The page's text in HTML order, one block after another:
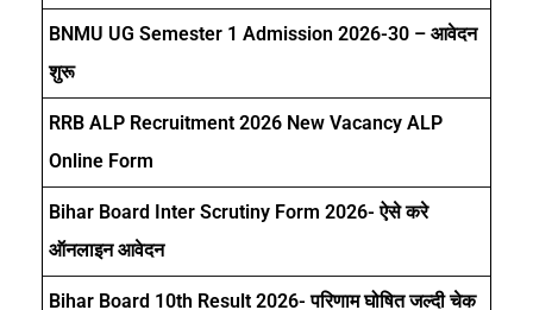
BNMU UG Semester 1 Admission 2026-30 – आवेदन
शुरू
RRB ALP Recruitment 2026 New Vacancy ALP
Online Form
Bihar Board Inter Scrutiny Form 2026- ऐसे करे
ऑनलाइन आवेदन
Bihar Board 10th Result 2026- परिणाम घोषित जल्दी चेक